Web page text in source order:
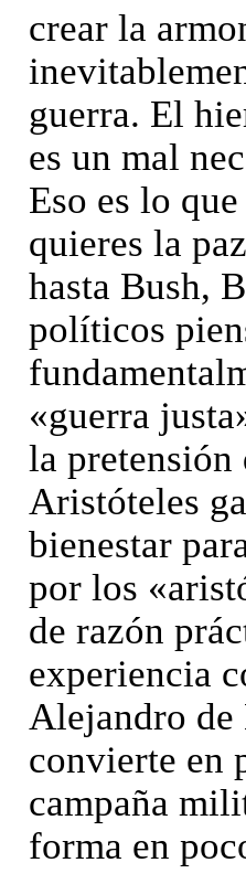
crear la
guerra. El
es un mal
Eso es lo
quieres la
hasta Bush,
políticos
«guerra
la pretensión
Aristóteles
bienestar
por los
de razón
experiencia
Alejandro de
convierte en
campaña
forma en